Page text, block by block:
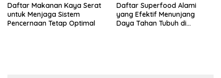
Daftar Makanan Kaya Serat
untuk Menjaga Sistem
Pencernaan Tetap Optimal
Daftar Superfood Alami
yang Efektif Menunjang
Daya Tahan Tubuh di